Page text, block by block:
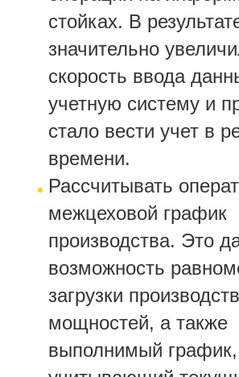
стойках. В
значительно
скорость ввода
учетную систему и
стало вести учет в
времени.
Рассчитывать
межцеховой график
производства. Это
возможность
загрузки
мощностей, а также
выполнимый график,